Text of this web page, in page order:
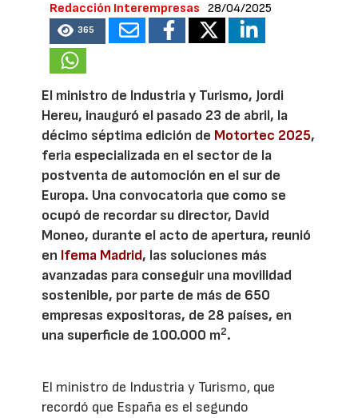
Redacción Interempresas 28/04/2025
365
El ministro de Industria y Turismo, Jordi
Hereu, inauguró el pasado 23 de abril, la
décimo séptima edición de Motortec 2025,
feria especializada en el sector de la
postventa de automoción en el sur de
Europa. Una convocatoria que como se
ocupó de recordar su director, David
Moneo, durante el acto de apertura, reunió
en Ifema Madrid, las soluciones más
avanzadas para conseguir una movilidad
sostenible, por parte de más de 650
empresas expositoras, de 28 países, en
una superficie de 100.000 m2.
El ministro de Industria y Turismo, que
recordó que España es el segundo